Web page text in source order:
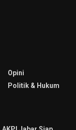
Opini
Politik & Hukum